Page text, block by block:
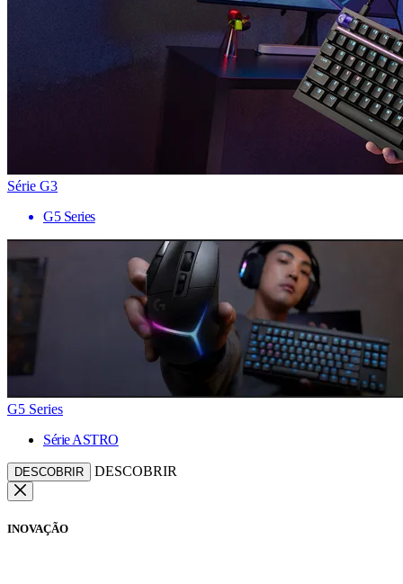
Série G3
G5 Series
G5 Series
Série ASTRO
DESCOBRIR DESCOBRIR
INOVAÇÃO